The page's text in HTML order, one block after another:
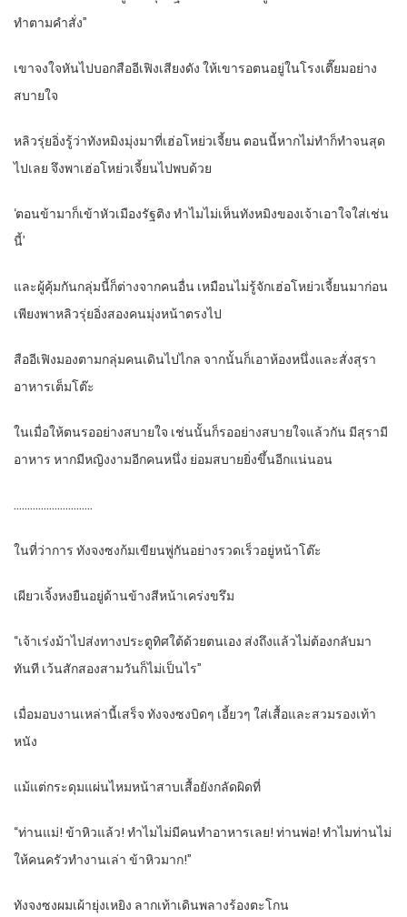
ทำตามคำสั่ง”
เขาจงใจหันไปบอกสืออีเฟิงเสียงดัง ให้เขารอตนอยู่ในโรงเตี๊ยมอย่าง
สบายใจ
หลิวรุ่ยอิ่งรู้ว่าทังหมิงมุ่งมาที่เฮ่อโหย่วเจี้ยน ตอนนี้หากไม่ทำก็ทำจนสุด
ไปเลย จึงพาเฮ่อโหย่วเจี้ยนไปพบด้วย
‘ตอนข้ามาก็เข้าหัวเมืองรัฐติง ทำไมไม่เห็นทังหมิงของเจ้าเอาใจใส่เช่น
นี้’
และผู้คุ้มกันกลุ่มนี้ก็ต่างจากคนอื่น เหมือนไม่รู้จักเฮ่อโหย่วเจี้ยนมาก่อน
เพียงพาหลิวรุ่ยอิ่งสองคนมุ่งหน้าตรงไป
สืออีเฟิงมองตามกลุ่มคนเดินไปไกล จากนั้นก็เอาห้องหนึ่งและสั่งสุรา
อาหารเต็มโต๊ะ
ในเมื่อให้ตนรออย่างสบายใจ เช่นนั้นก็รออย่างสบายใจแล้วกัน มีสุรามี
อาหาร หากมีหญิงงามอีกคนหนึ่ง ย่อมสบายยิ่งขึ้นอีกแน่นอน
………………………..
ในที่ว่าการ ทังจงซงก้มเขียนพู่กันอย่างรวดเร็วอยู่หน้าโต๊ะ
เผียวเจิ้งหงยืนอยู่ด้านข้างสีหน้าเคร่งขรึม
“เจ้าเร่งม้าไปส่งทางประตูทิศใต้ด้วยตนเอง ส่งถึงแล้วไม่ต้องกลับมา
ทันที เว้นสักสองสามวันก็ไม่เป็นไร”
เมื่อมอบงานเหล่านี้เสร็จ ทังจงซงบิดๆ เอี้ยวๆ ใส่เสื้อและสวมรองเท้า
หนัง
แม้แต่กระดุมแผ่นไหมหน้าสาบเสื้อยังกลัดผิดที่
“ท่านแม่! ข้าหิวแล้ว! ทำไมไม่มีคนทำอาหารเลย! ท่านพ่อ! ทำไมท่านไม่
ให้คนครัวทำงานเล่า ข้าหิวมาก!”
ทังจงซงผมเผ้ายุ่งเหยิง ลากเท้าเดินพลางร้องตะโกน